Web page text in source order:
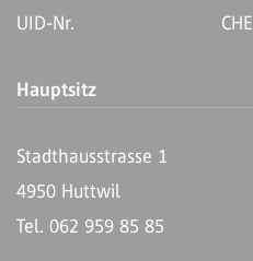
UID-Nr.
Hauptsitz
Stadthausstrasse 1
4950 Huttwil
Tel. 062 959 85 85